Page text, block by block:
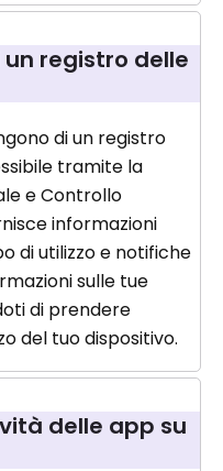
registro delle
di un registro
tramite la
e Controllo
informazioni
di utilizzo e notifiche
sulle tue
di prendere
del tuo dispositivo.
delle app su